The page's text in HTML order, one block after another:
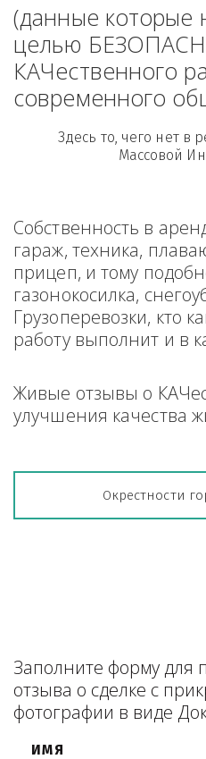
(данные которые
целью
КАЧественного
современного
Здесь то, чего нет в
Массовой
Собственность в
гараж, техника,
прицеп, и тому
газонокосилка,
Грузоперевозки, кто
работу выполнит и в
Живые отзывы о
улучшения качества
Окрестности
Заполните форму для
отзыва о сделке с
фотографии в виде
ИМЯ